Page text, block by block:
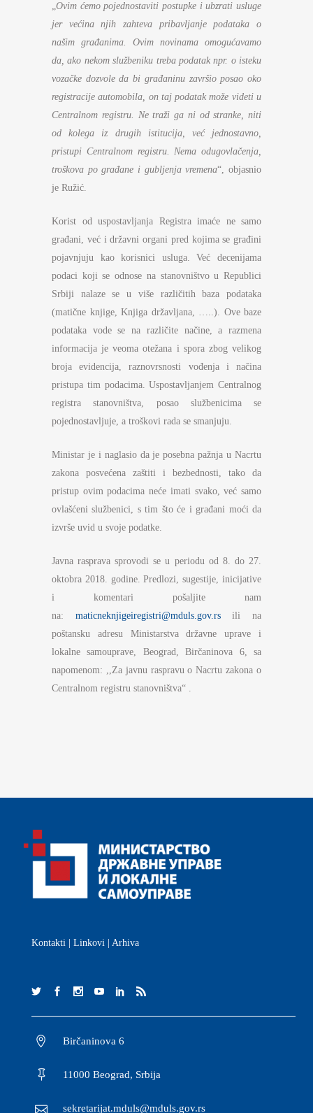
„Ovim ćemo pojednostaviti postupke i ubzrati usluge
jer većina njih zahteva pribavljanje podataka o
našim građanima. Ovim novinama omogućavamo
da, ako nekom službeniku treba podatak npr. o isteku
vozačke dozvole da bi građaninu završio posao oko
registracije automobila, on taj podatak može videti u
Centralnom registru. Ne traži ga ni od stranke, niti
od kolega iz drugih istitucija, već jednostavno,
pristupi Centralnom registru. Nema odugovlačenja,
troškova po građane i gubljenja vremena“, objasnio
je Ružić.
Korist od uspostavljanja Registra imaće ne samo
građani, već i državni organi pred kojima se građini
pojavnjuju kao korisnici usluga. Već decenijama
podaci koji se odnose na stanovništvo u Republici
Srbiji nalaze se u više različitih baza podataka
(matične knjige, Knjiga državljana, …..). Ove baze
podataka vode se na različite načine, a razmena
informacija je veoma otežana i spora zbog velikog
broja evidencija, raznovrsnosti vođenja i načina
pristupa tim podacima. Uspostavljanjem Centralnog
registra stanovništva, posao službenicima se
pojednostavljuje, a troškovi rada se smanjuju.
Ministar je i naglasio da je posebna pažnja u Nacrtu
zakona posvećena zaštiti i bezbednosti, tako da
pristup ovim podacima neće imati svako, već samo
ovlašćeni službenici, s tim što će i građani moći da
izvrše uvid u svoje podatke.
Javna rasprava sprovodi se u periodu od 8. do 27.
oktobra 2018. godine. Predlozi, sugestije, inicijative
i komentari pošaljite nam
na: maticneknjigeiregistri@mduls.gov.rsili na
poštansku adresu Ministarstva državne uprave i
lokalne samouprave, Beograd, Birčaninova 6, sa
napomenom: ,,Za javnu raspravu o Nacrtu zakona o
Centralnom registru stanovništva“ .
Kontakti Linkovi Arhiva
Birčaninova 6
11000 Beograd, Srbija
sekretarijat.mduls@mduls.gov.rs